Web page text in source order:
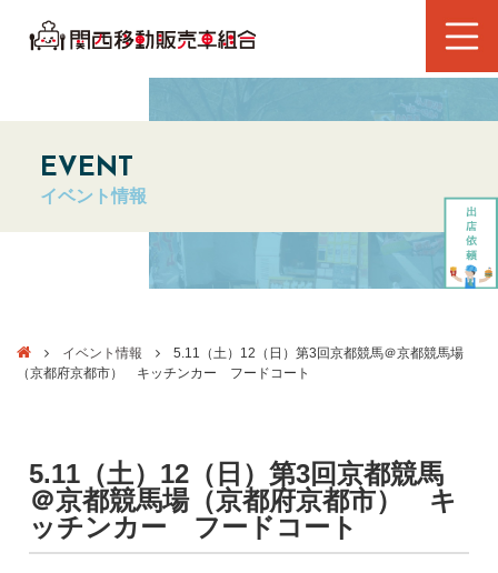
EVENT
イベント情報
イベント情報
5.11（土）12（日）第3回京都競馬＠京都競馬場
（京都府京都市） キッチンカー フードコート
5.11（土）12（日）第3回京都競馬
＠京都競馬場（京都府京都市） キ
ッチンカー フードコート